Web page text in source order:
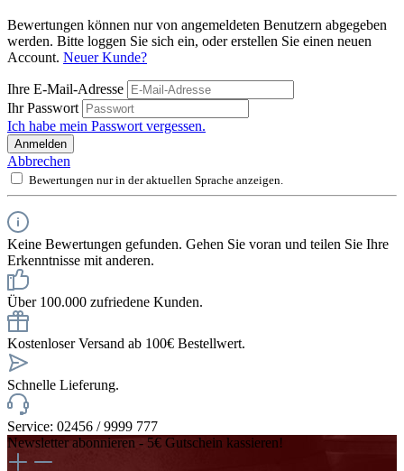
Bewertungen können nur von angemeldeten Benutzern abgegeben
werden. Bitte loggen Sie sich ein, oder erstellen Sie einen neuen
Account. Neuer Kunde?
Ihre E-Mail-Adresse
Ihr Passwort
Ich habe mein Passwort vergessen.
Anmelden
Abbrechen
Bewertungen nur in der aktuellen Sprache anzeigen.
Keine Bewertungen gefunden. Gehen Sie voran und teilen Sie Ihre
Erkenntnisse mit anderen.
Über 100.000 zufriedene Kunden.
Kostenloser Versand ab 100€ Bestellwert.
Schnelle Lieferung.
Service: 02456 / 9999 777
Newsletter abonnieren - 5€ Gutschein kassieren!